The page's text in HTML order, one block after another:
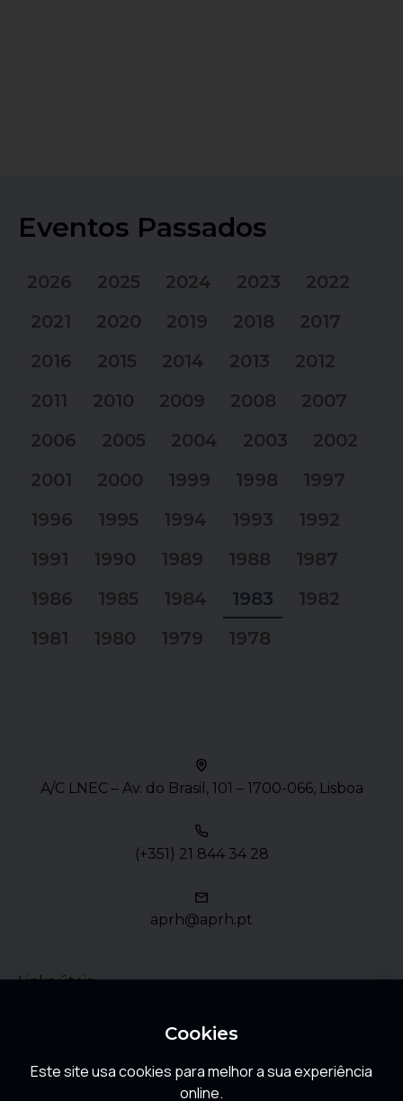
Eventos Passados
2026 2025 2024 2023
2022
2021
2020 2019 2018
2017
2016
2015 2014 2013
2012
2011
2010 2009 2008
2007
2006
2005 2004 2003
2002
2001
2000 1999 1998
1997
1996
1995 1994 1993
1992
1991
1990 1989 1988
1987
1986
1985 1984 1983
1982
1981
1980 1979 1978
A/C LNEC – Av. do Brasil, 101 – 1700-066, Lisboa
(+351) 21 844 34 28
aprh@aprh.pt
Links úteis
FAQ
Cookies
Este site usa cookies para melhor a sua experiência
online.